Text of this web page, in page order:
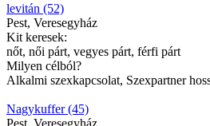
levitán (52)
Pest, Veresegyház
Kit keresek:
nőt, női párt, vegyes párt, férfi párt
Milyen célból?
Alkalmi szexkapcsolat, Szexpartner
Nagykuffer (45)
Pest, Veresegyház